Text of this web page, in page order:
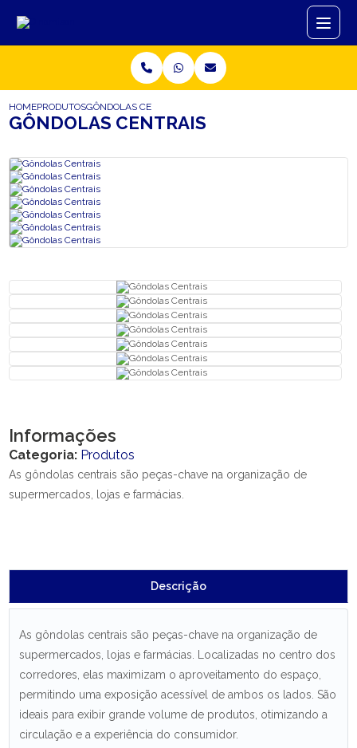
HOMEPRODUTOSGÔNDOLAS CENTRAIS
GÔNDOLAS CENTRAIS
Informações
Categoria: Produtos
As gôndolas centrais são peças-chave na organização de
supermercados, lojas e farmácias.
Descrição
As gôndolas centrais são peças-chave na organização de
supermercados, lojas e farmácias. Localizadas no centro dos
corredores, elas maximizam o aproveitamento do espaço,
permitindo uma exposição acessível de ambos os lados. São
ideais para exibir grande volume de produtos, otimizando a
circulação e a experiência do consumidor.